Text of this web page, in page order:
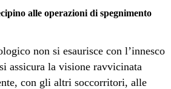
alle operazioni di spegnimento
non si esaurisce con l’innesco
assicura la visione ravvicinata
con gli altri soccorritori, alle